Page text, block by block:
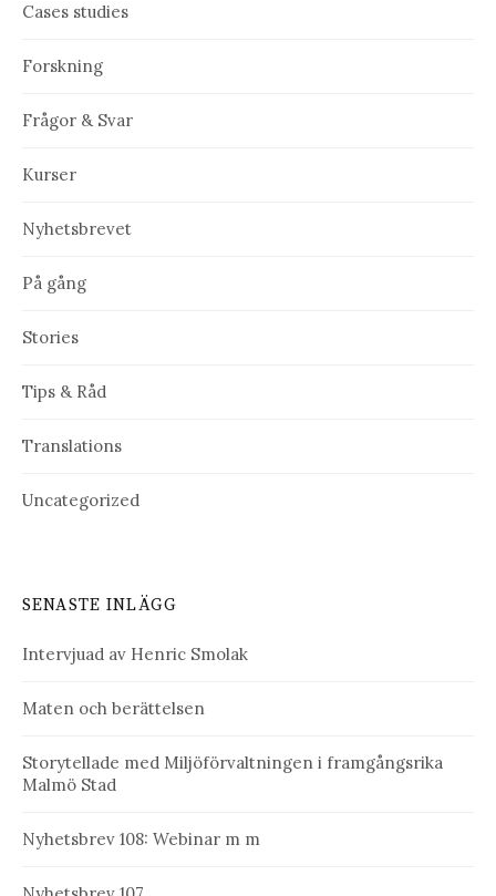
Cases studies
Forskning
Frågor & Svar
Kurser
Nyhetsbrevet
På gång
Stories
Tips & Råd
Translations
Uncategorized
SENASTE INLÄGG
Intervjuad av Henric Smolak
Maten och berättelsen
Storytellade med Miljöförvaltningen i framgångsrika
Malmö Stad
Nyhetsbrev 108: Webinar m m